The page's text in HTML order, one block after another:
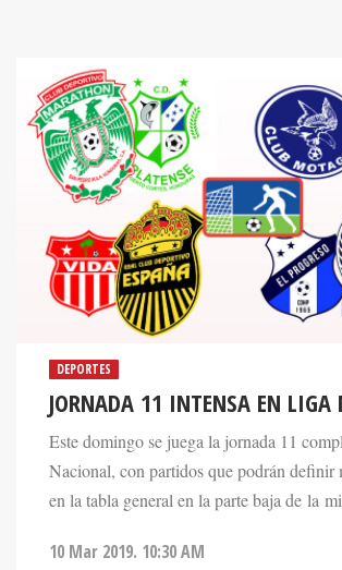
DEPORTES
JORNADA 11 INTENSA EN LIGA
Este domingo se juega la jornada 11
Nacional, con partidos que podrán definir
en la tabla general en la parte baja de la
10 Mar 2019. 10:30 AM